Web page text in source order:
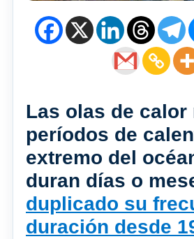
Las olas de calor
períodos de
extremo del
duran días o
duplicado su
duración desde